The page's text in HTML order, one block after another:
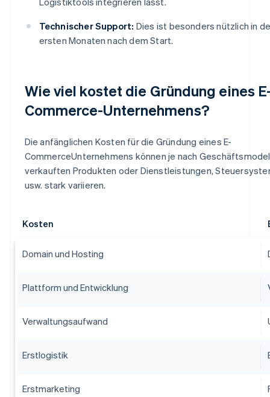
Technischer Support: Dies ist besonders nützlich in
ersten Monaten nach dem Start.
Wie viel kostet die Gründung eines
Commerce-Unternehmens?
Die anfänglichen Kosten für die Gründung eines E-
CommerceUnternehmens können je nach
verkauften Produkten oder Dienstleistungen,
usw. stark variieren.
Kosten
Domain und Hosting
Plattform und Entwicklung
Verwaltungsaufwand
Erstlogistik
Erstmarketing